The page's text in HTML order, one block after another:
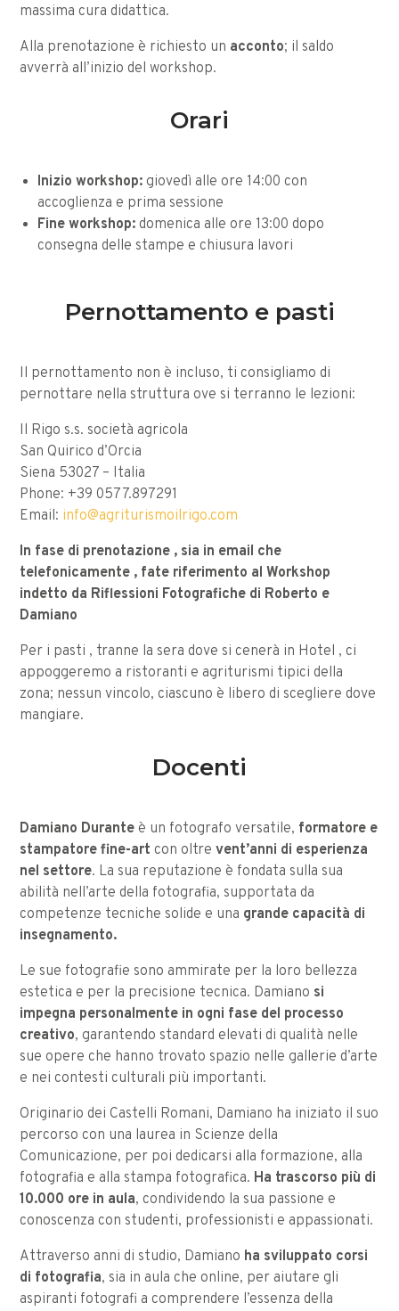
massima cura didattica.
Alla prenotazione è richiesto un acconto; il saldo
avverrà all’inizio del workshop.
Orari
Inizio workshop: giovedì alle ore 14:00 con
accoglienza e prima sessione
Fine workshop: domenica alle ore 13:00 dopo
consegna delle stampe e chiusura lavori
Pernottamento e pasti
Il pernottamento non è incluso, ti consigliamo di
pernottare nella struttura ove si terranno le lezioni:
Il Rigo s.s. società agricola
San Quirico d’Orcia
Siena 53027 – Italia
Phone: +39 0577.897291
Email: info@agriturismoilrigo.com
In fase di prenotazione , sia in email che
telefonicamente , fate riferimento al Workshop
indetto da Riflessioni Fotografiche di Roberto e
Damiano
Per i pasti , tranne la sera dove si cenerà in Hotel , ci
appoggeremo a ristoranti e agriturismi tipici della
zona; nessun vincolo, ciascuno è libero di scegliere dove
mangiare.
Docenti
Damiano Durante è un fotografo versatile, formatore e
stampatore fine-art con oltrevent’anni di esperienza
nel settore. La sua reputazione è fondata sulla sua
abilità nell’arte della fotografia, supportata da
competenze tecniche solide e una grande capacità di
insegnamento.
Le sue fotografie sono ammirate per la loro bellezza
estetica e per la precisione tecnica. Damiano si
impegna personalmente in ogni fase del processo
creativo, garantendo standard elevati di qualità nelle
sue opere che hanno trovato spazio nelle gallerie d’arte
e nei contesti culturali più importanti.
Originario dei Castelli Romani, Damiano ha iniziato il suo
percorso con una laurea in Scienze della
Comunicazione, per poi dedicarsi alla formazione, alla
fotografia e alla stampa fotografica. Ha trascorso più di
10.000 ore in aula, condividendo la sua passione e
conoscenza con studenti, professionisti e appassionati.
Attraverso anni di studio, Damiano ha sviluppato corsi
di fotografia, sia in aula che online, per aiutare gli
aspiranti fotografi a comprendere l’essenza della